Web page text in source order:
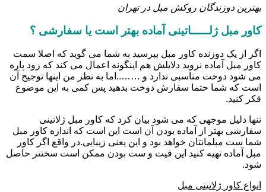
بهترین دوزندگان روکش مبل در تهران
کاور مبل ژلـــــاتینی آماده بهتر است یا سفارشی ؟
اگر از یک دوزنده کاور مبل بپرسید به شما می گوید که اصلا سمت
کاور مبل آماده نروید دلایلش هم اینگونه اعمال می کند که زود پاره
می شود دوخت مناسبی ندارد و ……..اما به نظر من اینها توجیح آن
است که شما حتما سفارش دوخت بدهید پس کمی به این موضوع
قکر کنید.
تنها دلیل موجهی که می شود بیان کرد که کاور مبل ژلاتینی
سفارشی بهتر از آماده بودن آن است این است که اندازه کاور مبل
شما ست مبلمانتان خواهد بود و این یعنی زیبایی.در واقع اگر کاور
مبل آماده تهیه کنید این فیت و ست بودن ممکن است سختتر حاصل
شود.
انواع کاور ژلاتینی مبل